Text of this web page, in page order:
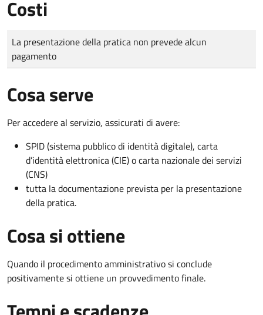
Costi
Tipo di pagamento
Importo
La presentazione della pratica non prevede alcun
pagamento
Cosa serve
Per accedere al servizio, assicurati di avere:
SPID (sistema pubblico di identità digitale), carta
d’identità elettronica (CIE) o carta nazionale dei servizi
(CNS)
tutta la documentazione prevista per la presentazione
della pratica.
Cosa si ottiene
Quando il procedimento amministrativo si conclude
positivamente si ottiene un provvedimento finale.